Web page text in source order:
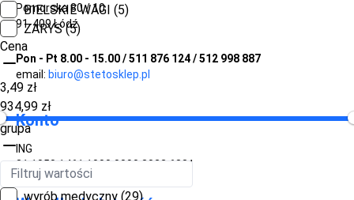
Pomorska 80 / 10
91-409 Łódź
Pon - Pt 8.00 - 15.00 / 511 876 124 / 512 998 887
email: biuro@stetosklep.pl
Konto
ING
31 1050 1461 1000 0090 3022 6881
BIELSKIE WAGI (5)
ZARYS(5)
Cena
3,49 zł
934,99 zł
grupa
wyrób medyczny (29)